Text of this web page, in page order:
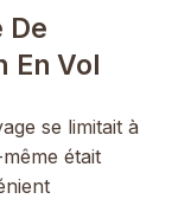
De
En Vol
se limitait à
était